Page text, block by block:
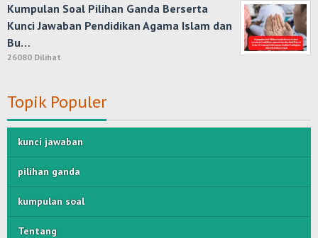
Kumpulan Soal Pilihan Ganda Berserta
Kunci Jawaban Pendidikan Agama Islam dan
Bu…
26080 Dilihat
Topik Populer
kunci jawaban
pilihan ganda
kumpulan soal
Tentang